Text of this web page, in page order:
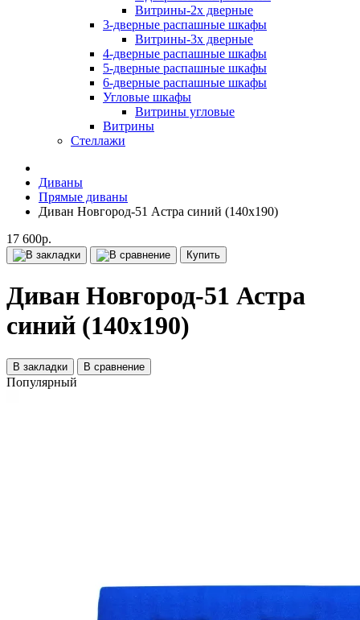
Витрины-2х дверные
3-дверные распашные шкафы
Витрины-3х дверные
4-дверные распашные шкафы
5-дверные распашные шкафы
6-дверные распашные шкафы
Угловые шкафы
Витрины угловые
Витрины
Стеллажи
Диваны
Прямые диваны
Диван Новгород-51 Астра синий (140х190)
17 600р.
Купить
Диван Новгород-51 Астра
синий (140х190)
В закладки В сравнение
Популярный